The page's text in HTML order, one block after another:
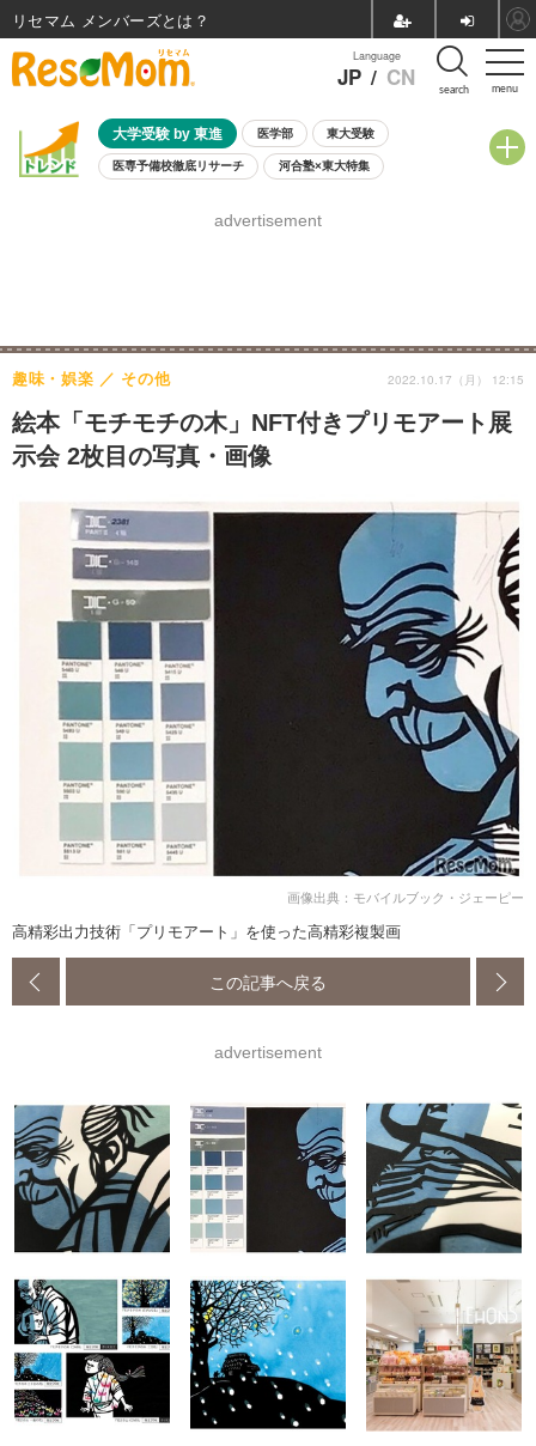
menu
Language
JP / CN search
大学受験 by 東進 医学部 東大受験
医専予備校徹底リサーチ 河合塾×東大特集
8月開催学校説明会・相談会
advertisement
絵本「モチモチの木」NFT付きプリモアート展
示会 2枚目の写真・画像
趣味・娯楽 その他 2022.10.17（月） 12:15
画像出典：モバイルブック・ジェーピー
高精彩出力技術「プリモアート」を使った高精彩複製画
この記事へ戻る
advertisement
リセマム メンバーズ